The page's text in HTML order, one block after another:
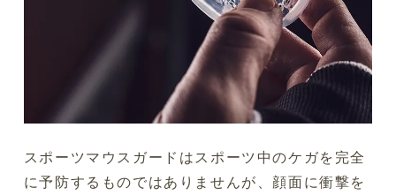
スポーツマウスガードはスポーツ中のケガを完全
に予防するものではありませんが、顔面に衝撃を